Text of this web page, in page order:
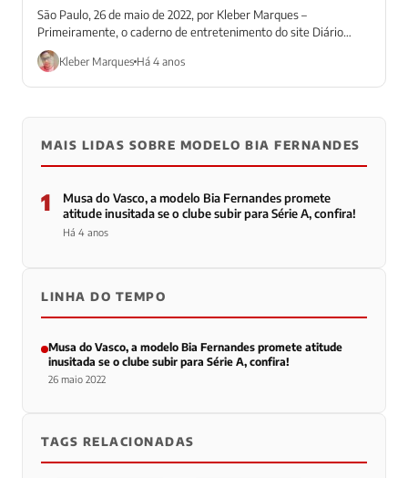
São Paulo, 26 de maio de 2022, por Kleber Marques –
Primeiramente, o caderno de entretenimento do site Diário
Prime traz uma...
Kleber Marques Há 4 anos
MAIS LIDAS SOBRE MODELO BIA FERNANDES
1
Musa do Vasco, a modelo Bia Fernandes promete
atitude inusitada se o clube subir para Série A, confira!
Há 4 anos
LINHA DO TEMPO
Musa do Vasco, a modelo Bia Fernandes promete atitude
inusitada se o clube subir para Série A, confira!
26 maio 2022
TAGS RELACIONADAS